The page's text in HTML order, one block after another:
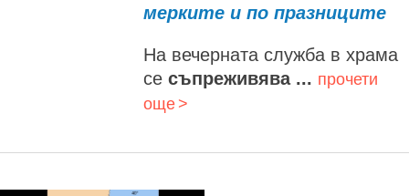
мерките и по празниците
На вечерната служба в храма
се съпреживява ... прочети
още